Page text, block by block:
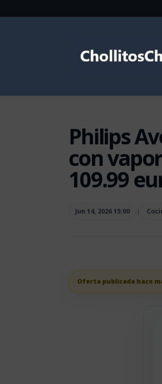
Philips
con
109.99
Jun 14, 2026 15:00 |
Oferta publicada hace